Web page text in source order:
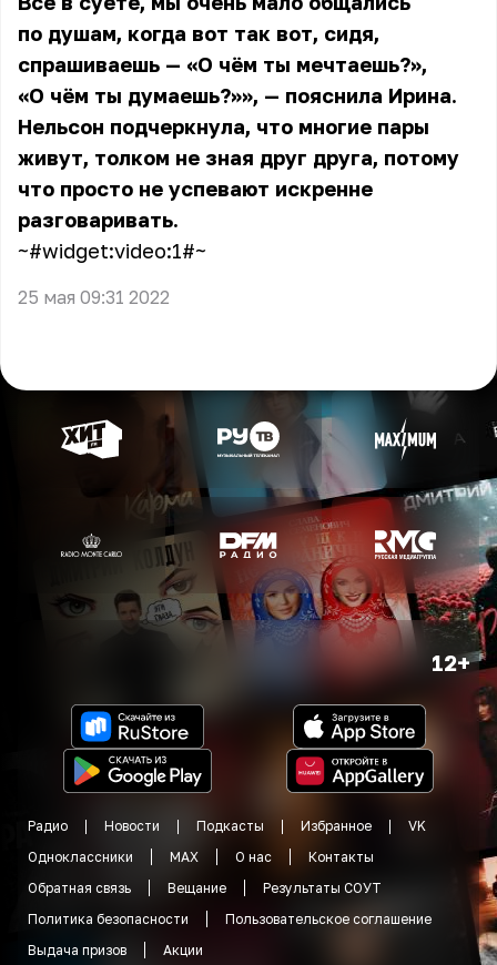
по душам, когда вот так вот, сидя,
спрашиваешь — «О чём ты мечтаешь?»,
«О чём ты думаешь?»», — пояснила Ирина.
Нельсон подчеркнула, что многие пары
живут, толком не зная друг друга, потому
что просто не успевают искренне
разговаривать.
~#widget:video:1#~
25 мая 09:31 2022
12+
Радио Новости Подкасты Избранное
VK
Одноклассники
MAX О нас
Контакты
Обратная связь
Вещание
Результаты СОУТ
Политика безопасности
Пользовательское соглашение
Выдача призов
Акции